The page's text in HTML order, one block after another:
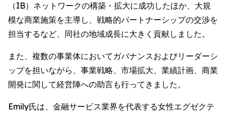
（IB）ネットワークの構築・拡大に成功したほか、大規
模な商業施策を主導し、戦略的パートナーシップの交渉を
担当するなど、同社の地域成長に大きく貢献しました。
また、複数の事業体においてガバナンスおよびリーダーシ
ップを担いながら、事業戦略、市場拡大、業績計画、商業
開発に関して経営陣への助言も行ってきました。
Emily氏は、金融サービス業界を代表する女性エグゼクテ